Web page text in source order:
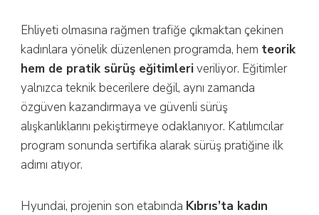
Ehliyeti olmasına rağmen trafiğe çıkmaktan çekinen
kadınlara yönelik düzenlenen programda, hem teorik
hem de pratik sürüş eğitimleriveriliyor. Eğitimler
yalnızca teknik becerilere değil, aynı zamanda
özgüven kazandırmaya ve güvenli sürüş
alışkanlıklarını pekiştirmeye odaklanıyor. Katılımcılar
program sonunda sertifika alarak sürüş pratiğine ilk
adımı atıyor.
Hyundai, projenin son etabında Kıbrıs’ta kadın